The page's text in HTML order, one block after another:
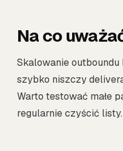
Na co
Skalowanie
szybko niszczy
Warto testować małe
regularnie czyścić listy.